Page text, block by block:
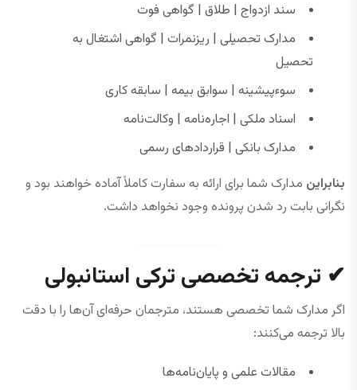
سند ازدواج | طلاق | گواهی فوت
مدارک تحصیلی | ریزنمرات | گواهی اشتغال به
تحصیل
سوءپیشینه | سوابق بیمه | سابقه کاری
اسناد ملکی | اجاره‌نامه | وکالت‌نامه
مدارک بانکی | قراردادهای رسمی
بنابراین مدارک شما برای ارائه به سفارت کاملاً آماده خواهند بود و
نگرانی بابت رد شدن پرونده وجود نخواهد داشت.
✔ ترجمه تخصصی ترکی استانبولی
اگر مدارک شما تخصصی هستند، مترجمان حرفه‌ای آن‌ها را با دقت
بالا ترجمه می‌کنند:
مقالات علمی و پایان‌نامه‌ها